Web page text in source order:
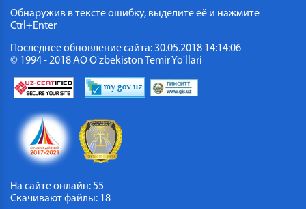
Обнаружив в тексте ошибку, выделите её и нажмите
Ctrl+Enter
Последнее обновление сайта: 30.05.2018 14:14:06
© 1994 - 2018 АО O'zbekiston Temir Yo'llari
На сайте онлайн: 65
Скачивают файлы: 18